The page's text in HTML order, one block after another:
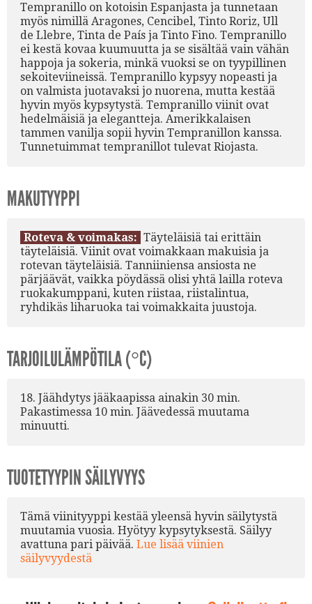
Tempranillo on kotoisin Espanjasta ja tunnetaan
myös nimillä Aragones, Cencibel, Tinto Roriz, Ull
de Llebre, Tinta de País ja Tinto Fino. Tempranillo
ei kestä kovaa kuumuutta ja se sisältää vain vähän
happoja ja sokeria, minkä vuoksi se on tyypillinen
sekoiteviineissä. Tempranillo kypsyy nopeasti ja
on valmista juotavaksi jo nuorena, mutta kestää
hyvin myös kypsytystä. Tempranillo viinit ovat
hedelmäisiä ja elegantteja. Amerikkalaisen
tammen vanilja sopii hyvin Tempranillon kanssa.
Tunnetuimmat tempranillot tulevat Riojasta.
MAKUTYYPPI
Roteva & voimakas: Täyteläisiä tai erittäin
täyteläisiä. Viinit ovat voimakkaan makuisia ja
rotevan täyteläisiä. Tanniiniensa ansiosta ne
pärjäävät, vaikka pöydässä olisi yhtä lailla roteva
ruokakumppani, kuten riistaa, riistalintua,
ryhdikäs liharuoka tai voimakkaita juustoja.
TARJOILULÄMPÖTILA (°C)
18. Jäähdytys jääkaapissa ainakin 30 min.
Pakastimessa 10 min. Jäävedessä muutama
minuutti.
TUOTETYYPIN SÄILYVYYS
Tämä viinityyppi kestää yleensä hyvin säilytystä
muutamia vuosia. Hyötyy kypsytyksestä. Säilyy
avattuna pari päivää. Lue lisää viinien
säilyvyydestä